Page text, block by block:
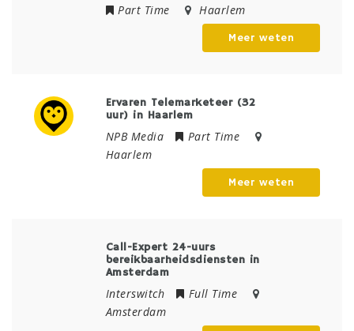
Part Time
Haarlem
Meer weten
Ervaren Telemarketeer (32
uur) in Haarlem
NPB Media
Part Time
Haarlem
Meer weten
Call-Expert 24-uurs
bereikbaarheidsdiensten in
Amsterdam
Interswitch
Full Time
Amsterdam